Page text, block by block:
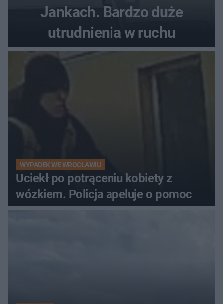
Jankach. Bardzo duże
utrudnienia w ruchu
WYPADEK WE WROCŁAWIU
Uciekł po potrąceniu kobiety z
wózkiem. Policja apeluje o pomoc